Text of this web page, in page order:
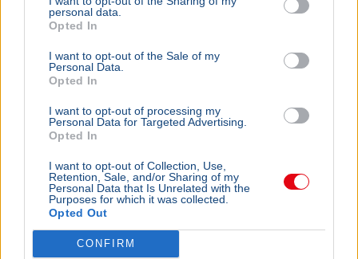
personal data.
Opted In
I want to opt-out of the Sale of my
Personal Data.
Opted In
I want to opt-out of processing my
Personal Data for Targeted Advertising.
Opted In
I want to opt-out of Collection, Use,
Retention, Sale, and/or Sharing of my
Personal Data that Is Unrelated with the
Purposes for which it was collected.
Opted Out
CONFIRM
A magyar személyautó-állomány 72 százaléka 10
évesnél idősebb, az átlagéletkor 16,5 évre nőtt,
felett
Ajánljuk még
2026. július 18.
Balesetek bénítják a magyar utakat, 10
kilométeres a torlódás az M1-esen
Autópálya Közlekedés
Az M1-es autópályán tíz kilométeres a kocsisor
Budapest felé, de az M5-ösön, az M7-esen és Győrben is